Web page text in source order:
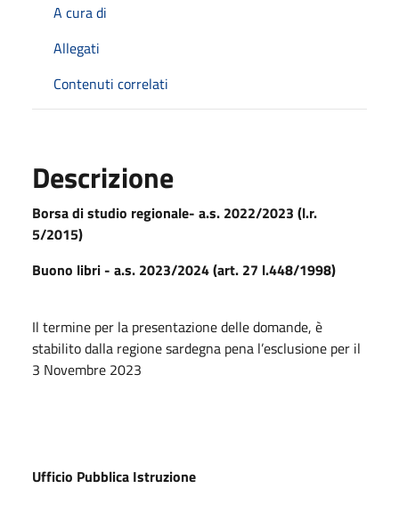
A cura di
Allegati
Contenuti correlati
Descrizione
Borsa di studio regionale- a.s. 2022/2023 (l.r.
5/2015)
Buono libri - a.s. 2023/2024 (art. 27 l.448/1998)
Il termine per la presentazione delle domande, è
stabilito dalla regione sardegna pena l’esclusione per il
3 Novembre 2023
Ufficio Pubblica Istruzione